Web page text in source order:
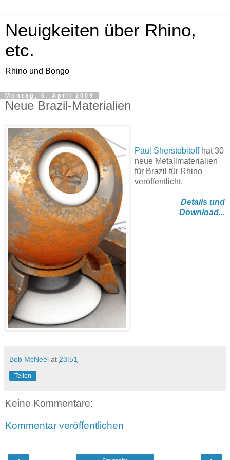
Neuigkeiten über Rhino,
etc.
Rhino und Bongo
Montag, 6. April 2009
Neue Brazil-Materialien
Paul Sherstobitoffhat 30
neue Metallmaterialien
für Brazil für Rhino
veröffentlicht.
Details und
Download...
Bob McNeel at 23:51
Teilen
Keine Kommentare:
Kommentar veröffentlichen